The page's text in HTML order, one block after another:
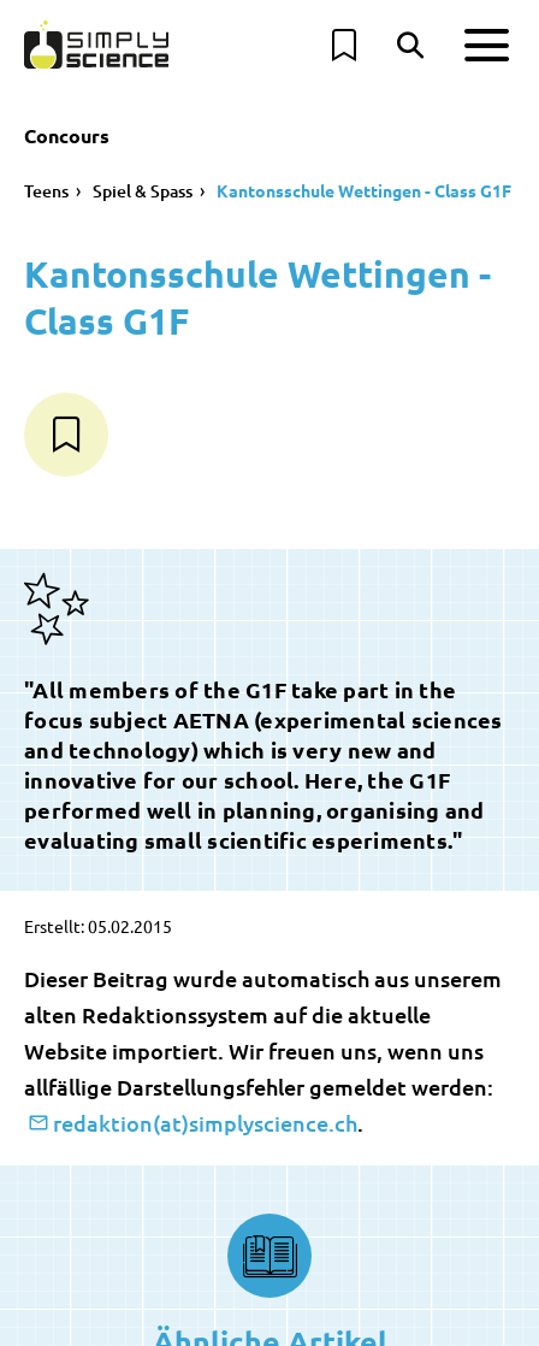
Concours
Teens Spiel & Spass Kantonsschule Wettingen - Class G1F
Kantonsschule Wettingen -
Class G1F
"All members of the G1F take part in the
focus subject AETNA (experimental sciences
and technology) which is very new and
innovative for our school. Here, the G1F
performed well in planning, organising and
evaluating small scientific esperiments."
Erstellt: 05.02.2015
Dieser Beitrag wurde automatisch aus unserem
alten Redaktionssystem auf die aktuelle
Website importiert. Wir freuen uns, wenn uns
allfällige Darstellungsfehler gemeldet werden:
redaktion(at)simplyscience.ch.